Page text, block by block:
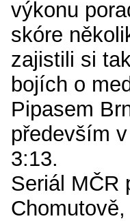
výkonu
skóre
zajistili si
bojích o
Pipasem
především
3:13.
Seriál MČR